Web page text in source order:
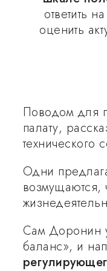
ответить
оценить
Поводом для
палату,
Одни
возмущаются,
Сам Доронин
баланс», и